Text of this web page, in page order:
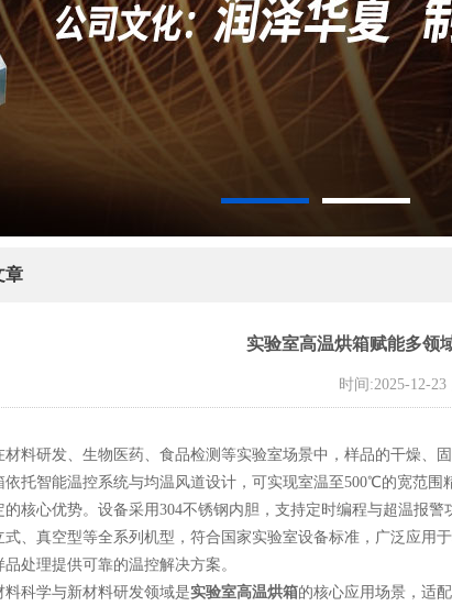
章
实验室高温烘箱赋能多领
时间:2025-12-23
研发、生物医药、食品检测等实验室场景中，样品的干燥、
依托智能温控系统与均温风道设计，可实现室温至500℃的宽范
的核心优势。设备采用304不锈钢内胆，支持定时编程与超温报
式、真空型等全系列机型，符合国家实验室设备标准，广泛应用
品处理提供可靠的温控解决方案。
学与新材料研发领域是实验室高温烘箱的核心应用场景，适